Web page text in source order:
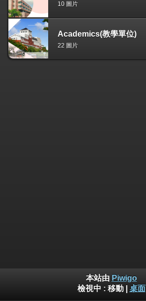
10 圖片
Academics(教學單位)
22 圖片
本站由 Piwigo
檢視中 : 移動| 桌面